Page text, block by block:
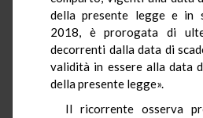
della presente legge e in
2018, è prorogata di
decorrenti dalla data di
validità in essere alla data
della presente legge».
Il ricorrente osserva